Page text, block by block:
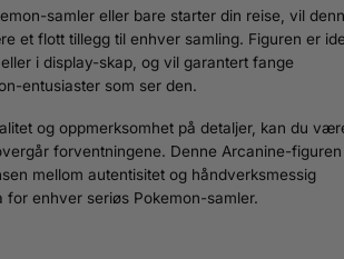
samler eller bare starter din reise, vil
et flott tillegg til enhver samling. Figuren er
i display-skap, og vil garantert fange
entusiaster som ser den.
og oppmerksomhet på detaljer, kan du
forventningene. Denne Arcanine-figuren
mellom autentisitet og håndverksmessig
enhver seriøs Pokemon-samler.